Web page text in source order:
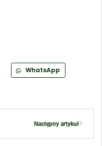
WhatsApp
Następny artykuł